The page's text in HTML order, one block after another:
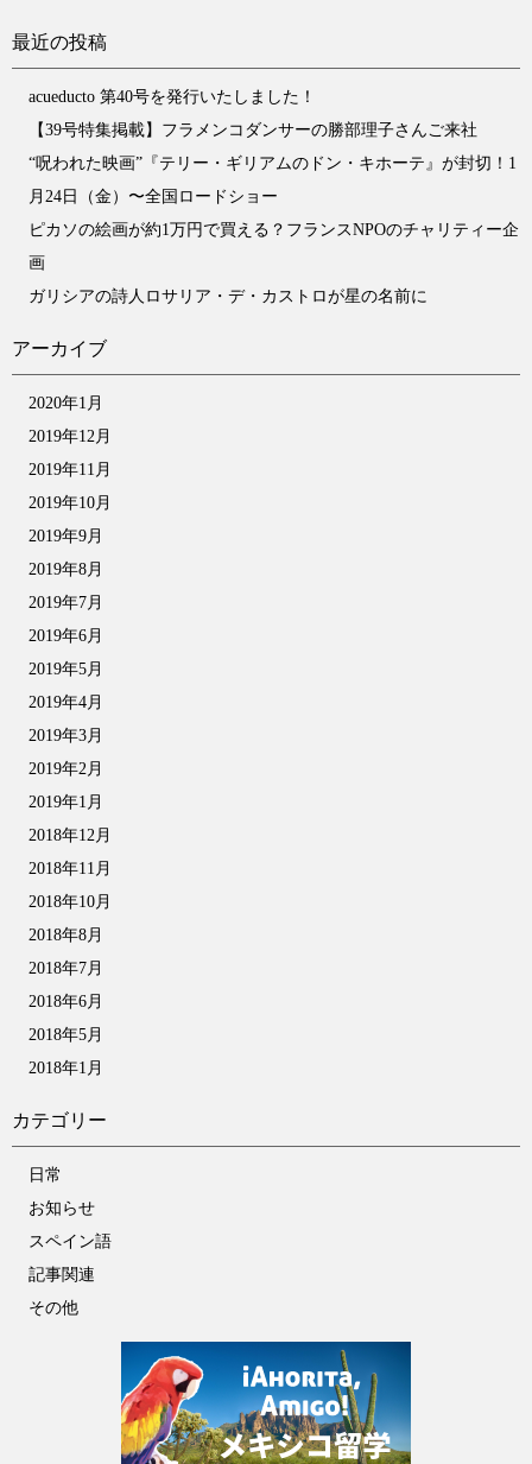
最近の投稿
acueducto 第40号を発行いたしました！
【39号特集掲載】フラメンコダンサーの勝部理子さんご来社
“呪われた映画”『テリー・ギリアムのドン・キホーテ』が封切！1
月24日（金）〜全国ロードショー
ピカソの絵画が約1万円で買える？フランスNPOのチャリティー企
画
ガリシアの詩人ロサリア・デ・カストロが星の名前に
アーカイブ
2020年1月
2019年12月
2019年11月
2019年10月
2019年9月
2019年8月
2019年7月
2019年6月
2019年5月
2019年4月
2019年3月
2019年2月
2019年1月
2018年12月
2018年11月
2018年10月
2018年8月
2018年7月
2018年6月
2018年5月
2018年1月
カテゴリー
日常
お知らせ
スペイン語
記事関連
その他